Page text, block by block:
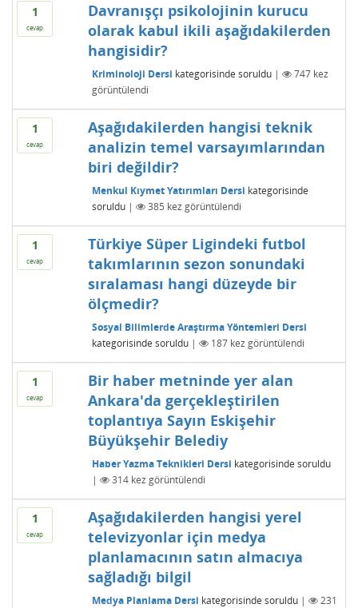
1
cevap
Davranışçı psikolojinin kurucu
olarak kabul ikili aşağıdakilerden
hangisidir?
Kriminoloji Dersi kategorisinde soruldu | 747kez
görüntülendi
1
cevap
Aşağıdakilerden hangisi teknik
analizin temel varsayımlarından
biri değildir?
Menkul Kıymet Yatırımları Dersi kategorisinde
soruldu | 385 kez görüntülendi
1
cevap
Türkiye Süper Ligindeki futbol
takımlarının sezon sonundaki
sıralaması hangi düzeyde bir
ölçmedir?
Sosyal Bilimlerde Araştırma Yöntemleri Dersi
kategorisinde soruldu | 187kez görüntülendi
1
cevap
Bir haber metninde yer alan
Ankara'da gerçekleştirilen
toplantıya Sayın Eskişehir
Büyükşehir Belediy
Haber Yazma Teknikleri Dersi kategorisinde soruldu
|
314kez görüntülendi
1
cevap
Aşağıdakilerden hangisi yerel
televizyonlar için medya
planlamacının satın almacıya
sağladığı bilgil
Medya Planlama Dersi kategorisinde soruldu |
231